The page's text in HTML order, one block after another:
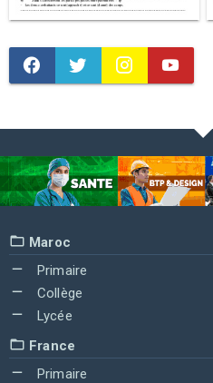
Maroc
Primaire
Collège
Lycée
France
Primaire